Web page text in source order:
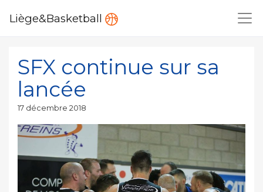
Liège&Basketball
SFX continue sur sa
lancée
Publié
17 décembre 2018